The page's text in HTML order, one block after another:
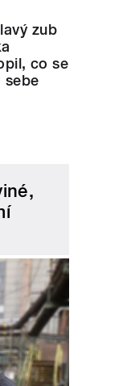
zub
co se
sebe